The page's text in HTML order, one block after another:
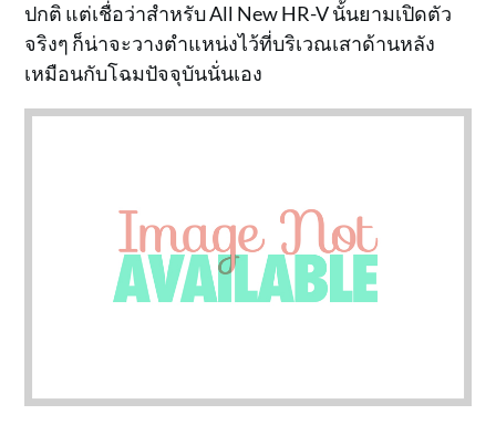
ปกติ แต่เชื่อว่าสำหรับ All New HR-V นั้นยามเปิดตัว
จริงๆ ก็น่าจะวางตำแหน่งไว้ที่บริเวณเสาด้านหลัง
เหมือนกับโฉมปัจจุบันนั่นเอง